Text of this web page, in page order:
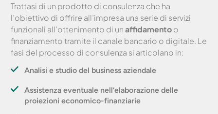
Trattasi di un prodotto di consulenza che ha
l’obiettivo di offrire all’impresa una serie di servizi
funzionali all’ottenimento di unaffidamentoo
finanziamento tramite il canale bancario o digitale. Le
fasi del processo di consulenza si articolano in:
Analisi e studio del business aziendale
Assistenza eventuale nell’elaborazione delle
proiezioni economico-finanziarie